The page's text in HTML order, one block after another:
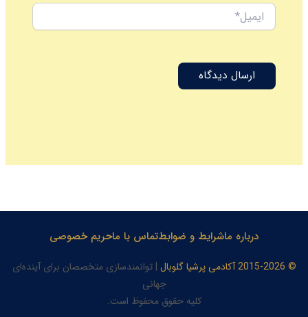
ایمیل*
درباره ماشرایط و ضوابطتماس با ماحریم خصوصی
© 2015-2026 آکادمی پرشیا گلوبال
| توانمندسازی متخصصان برای آینده‌ای
جهانی
کلیه حقوق محفوظ است.